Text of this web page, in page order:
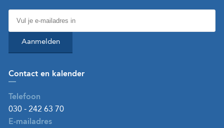
Aanmelden
Contact en kalender
Telefoon
030 - 242 63 70
E-mailadres